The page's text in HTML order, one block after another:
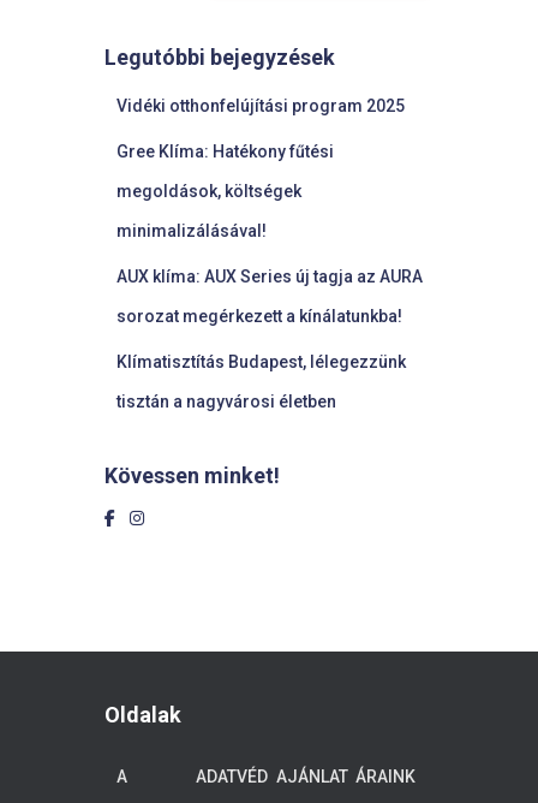
Legutóbbi bejegyzések
Vidéki otthonfelújítási program 2025
Gree Klíma: Hatékony fűtési
megoldások, költségek
minimalizálásával!
AUX klíma: AUX Series új tagja az AURA
sorozat megérkezett a kínálatunkba!
Klímatisztítás Budapest, lélegezzünk
tisztán a nagyvárosi életben
Kövessen minket!
Oldalak
A
ADATVÉD AJÁNLAT ÁRAINK